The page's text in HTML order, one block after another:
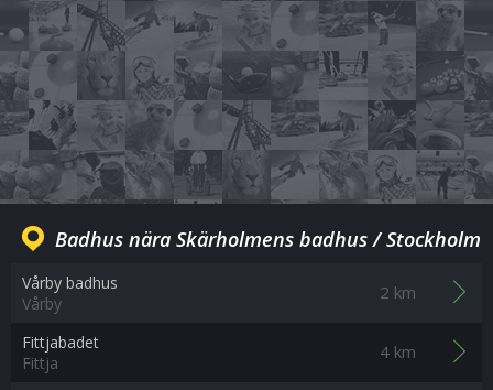
Badhus nära Skärholmens badhus / Stockholm
Vårby badhus
Vårby
2 km
Fittjabadet
Fittja
4 km